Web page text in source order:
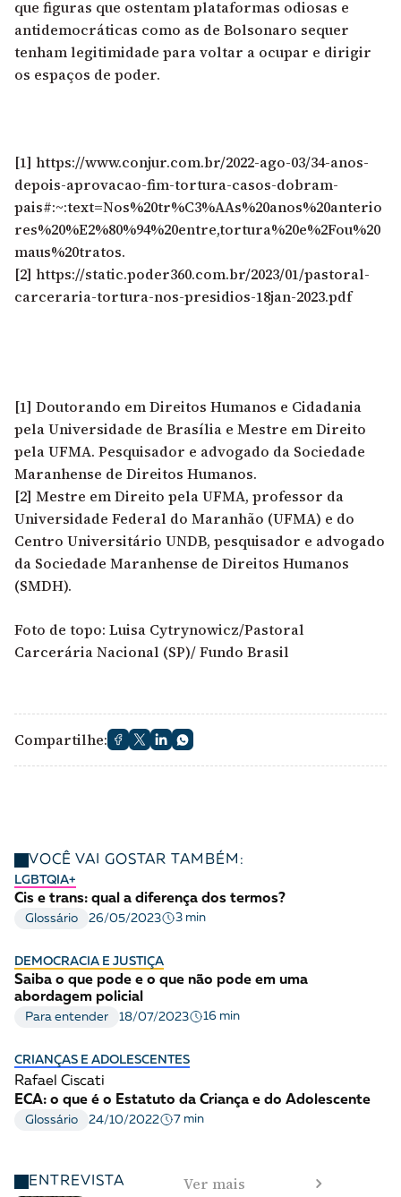
que figuras que ostentam plataformas odiosas e
antidemocráticas como as de Bolsonaro sequer
tenham legitimidade para voltar a ocupar e dirigir
os espaços de poder.
[1] https://www.conjur.com.br/2022-ago-03/34-anos-
depois-aprovacao-fim-tortura-casos-dobram-
pais#:~:text=Nos%20tr%C3%AAs%20anos%20anterio
res%20%E2%80%94%20entre,tortura%20e%2Fou%20
maus%20tratos.
[2] https://static.poder360.com.br/2023/01/pastoral-
carceraria-tortura-nos-presidios-18jan-2023.pdf
[1] Doutorando em Direitos Humanos e Cidadania
pela Universidade de Brasília e Mestre em Direito
pela UFMA. Pesquisador e advogado da Sociedade
Maranhense de Direitos Humanos.
[2] Mestre em Direito pela UFMA, professor da
Universidade Federal do Maranhão (UFMA) e do
Centro Universitário UNDB, pesquisador e advogado
da Sociedade Maranhense de Direitos Humanos
(SMDH).
Foto de topo: Luisa Cytrynowicz/Pastoral
Carcerária Nacional (SP)/ Fundo Brasil
Compartilhe:
VOCÊ VAI GOSTAR TAMBÉM:
LGBTQIA+
Cis e trans: qual a diferença dos termos?
Glossário 26/05/2023 3 min
DEMOCRACIA E JUSTIÇA
Saiba o que pode e o que não pode em uma
abordagem policial
Para entender 18/07/2023 16 min
CRIANÇAS E ADOLESCENTES
Rafael Ciscati
ECA: o que é o Estatuto da Criança e do Adolescente
Glossário 24/10/2022 7 min
ENTREVISTA Ver mais